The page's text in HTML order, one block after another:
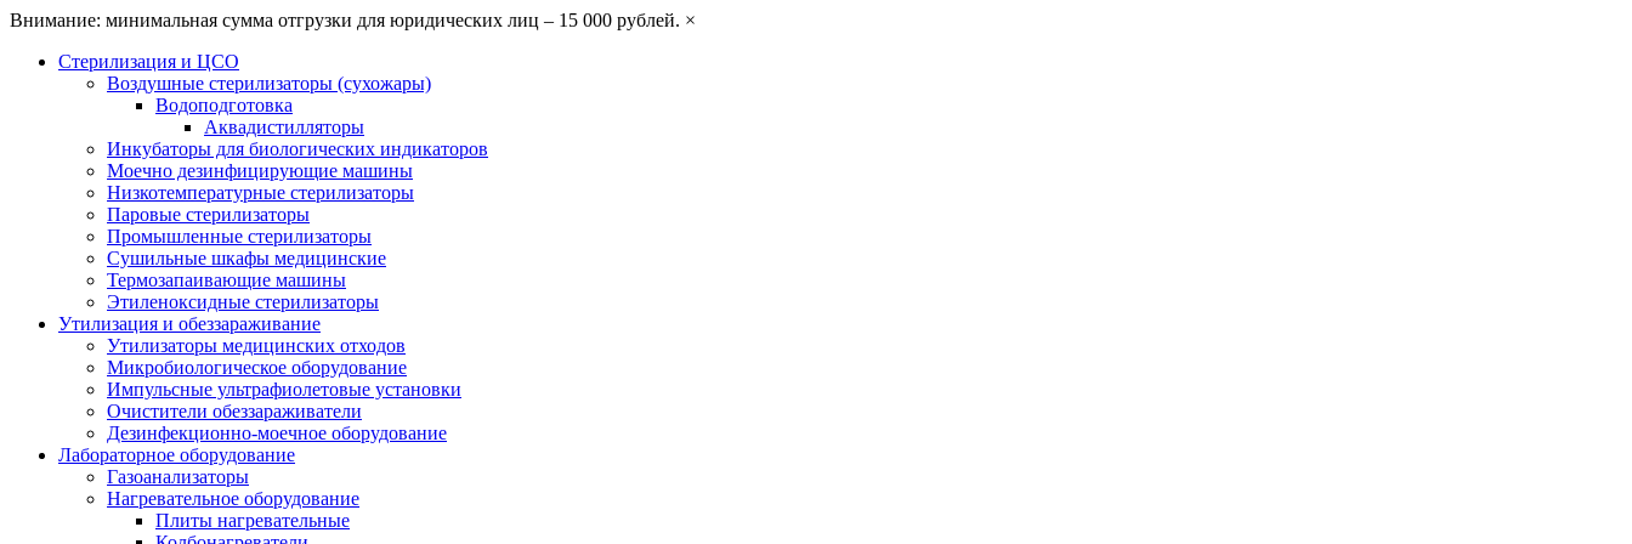
Внимание: минимальная сумма отгрузки для юридических лиц – 15 000 рублей. ×
Стерилизация и ЦСО
Воздушные стерилизаторы (сухожары)
Водоподготовка
Аквадистилляторы
Инкубаторы для биологических индикаторов
Моечно дезинфицирующие машины
Низкотемпературные стерилизаторы
Паровые стерилизаторы
Промышленные стерилизаторы
Сушильные шкафы медицинские
Термозапаивающие машины
Этиленоксидные стерилизаторы
Утилизация и обеззараживание
Утилизаторы медицинских отходов
Микробиологическое оборудование
Импульсные ультрафиолетовые установки
Очистители обеззараживатели
Дезинфекционно-моечное оборудование
Лабораторное оборудование
Газоанализаторы
Нагревательное оборудование
Плиты нагревательные